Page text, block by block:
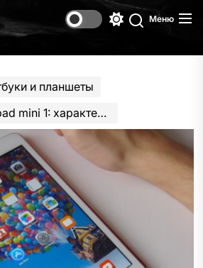
Поиск
Меню
и планшеты
IOS, 16/32/64 гб